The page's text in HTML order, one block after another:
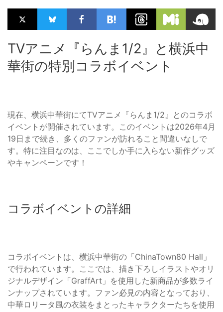
TVアニメ『らんま1/2』と横浜中
華街の特別コラボイベント
現在、横浜中華街にてTVアニメ『らんま1/2』とのコラボ
イベントが開催されています。このイベントは2026年4月
19日まで続き、多くのファンが訪れること間違いなしで
す。特に注目なのは、ここでしか手に入らない新作グッズ
やキャンペーンです！
コラボイベントの詳細
コラボイベントは、横浜中華街の「ChinaTown80 Hall」
で行われています。ここでは、描き下ろしイラストやオリ
ジナルデザイン「GraffArt」を使用した新商品が多数ライ
ンナップされています。ファン必見の内容となっており、
中華ロリータ風の衣装をまとったキャラクターたちを使用